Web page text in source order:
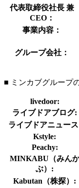
代表取締役社長 兼
CEO：
事業内容：
グループ会社：
■ ミンカブグループ
livedoor:
ライブドアブログ:
ライブドアニュー
Kstyle:
Peachy:
MINKABU（みん
ぶ）:
Kabutan（株探）: